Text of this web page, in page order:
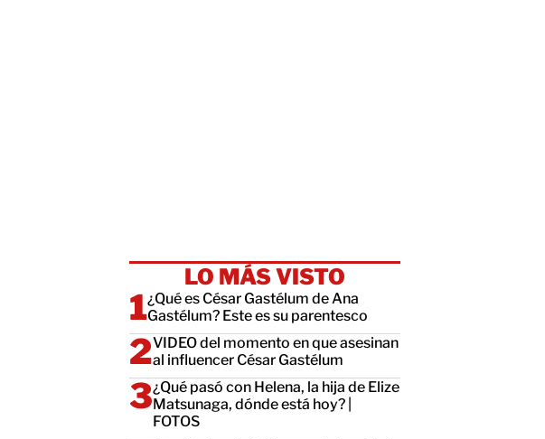
LO MÁS VISTO
¿Qué es César Gastélum de Ana
Gastélum? Este es su parentesco
VIDEO del momento en que asesinan
al influencer César Gastélum
¿Qué pasó con Helena, la hija de Elize
Matsunaga, dónde está hoy? |
FOTOS